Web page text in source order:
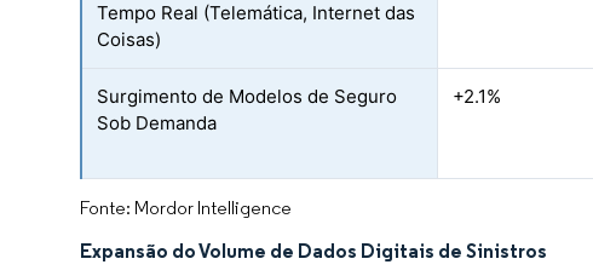
Tempo Real (Telemática, Internet das
Coisas)
Surgimento de Modelos de Seguro
Sob Demanda
+2.1%
Fonte: Mordor Intelligence
Expansão do Volume de Dados Digitais de Sinistros